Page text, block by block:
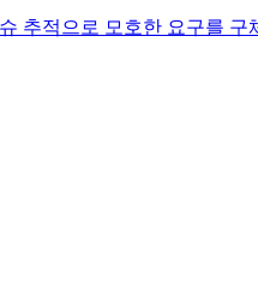
추적으로 모호한 요구를